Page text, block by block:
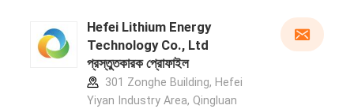
Hefei Lithium Energy
Technology Co., Ltd
প্রস্তুতকারক প্রোফাইল
301 Zonghe Building, Hefei
Yiyan Industry Area, Qingluan